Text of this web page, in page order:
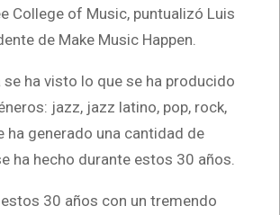
College of Music, puntualizó Luis
de Make Music Happen.
se ha visto lo que se ha producido
jazz, jazz latino, pop, rock,
ha generado una cantidad de
ha hecho durante estos 30 años.
30 años con un tremendo